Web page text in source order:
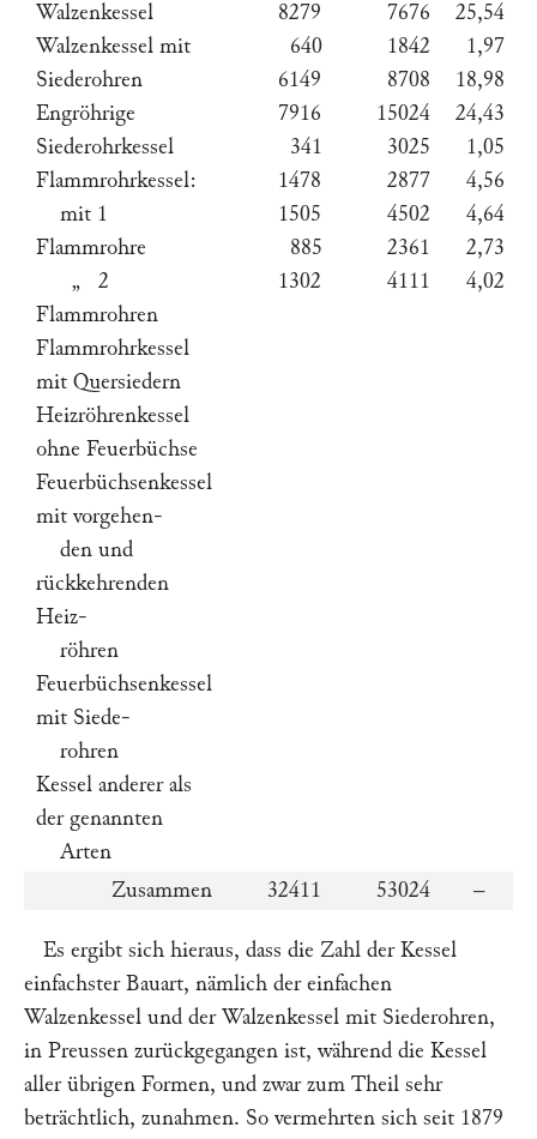
Walzenkessel
Walzenkessel mit
Siederohren
Engröhrige
Siederohrkessel
Flammrohrkessel:
mit 1
Flammrohre
„ 2
Flammrohren
Flammrohrkessel
mit Quersiedern
Heizröhrenkessel
ohne Feuerbüchse
Feuerbüchsenkessel
mit vorgehen-
den und
rückkehrenden
Heiz-
röhren
Feuerbüchsenkessel
mit Siede-
rohren
Kessel anderer als
der genannten
Arten
8279
640
6149
7916
341
1478
1505
885
1302
7676
1842
8708
15024
3025
2877
4502
2361
4111
25,54
1,97
18,98
24,43
1,05
4,56
4,64
2,73
4,02
Zusammen 32411 53024 –
Es ergibt sich hieraus, dass die Zahl der Kessel
einfachster Bauart, nämlich der einfachen
Walzenkessel und der Walzenkessel mit Siederohren,
in Preussen zurückgegangen ist, während die Kessel
aller übrigen Formen, und zwar zum Theil sehr
beträchtlich, zunahmen. So vermehrten sich seit 1879